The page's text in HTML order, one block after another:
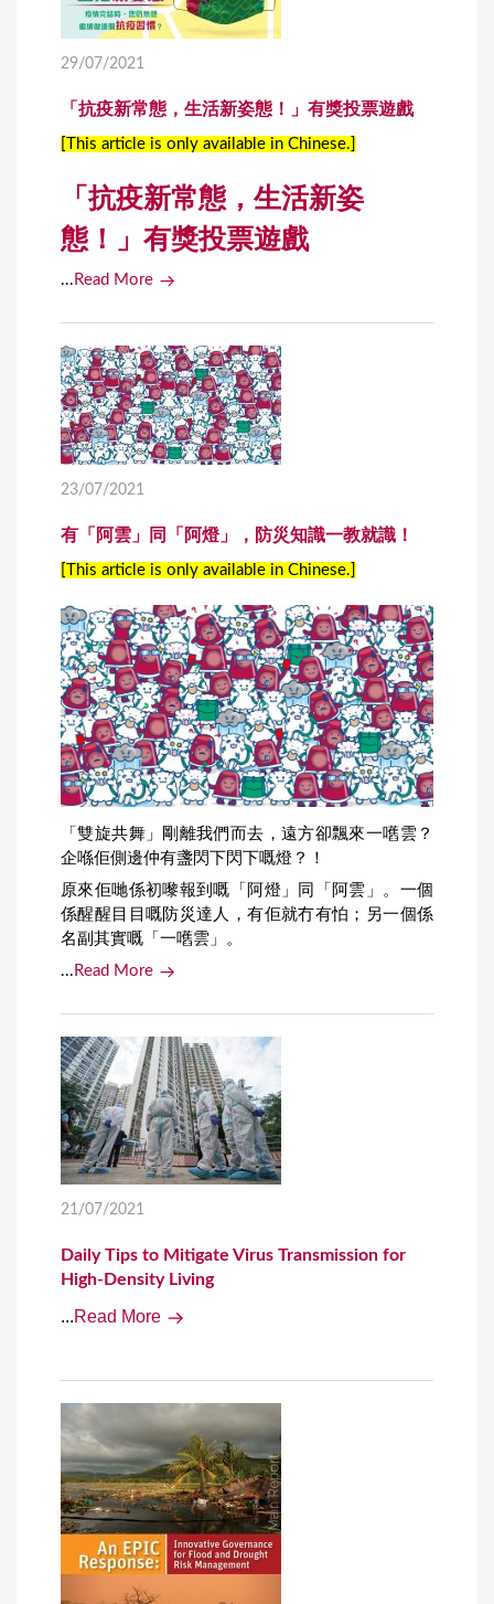
29/07/2021
「抗疫新常態，生活新姿態！」有獎投票遊戲
[This article is only available in Chinese.]
「抗疫新常態，生活新姿
態！」有獎投票遊戲
... Read More
23/07/2021
有「阿雲」同「阿燈」，防災知識一教就識！
[This article is only available in Chinese.]
「雙旋共舞」剛離我們而去，遠方卻飄來一嚿雲？
企喺佢側邊仲有盞閃下閃下嘅燈？！
原來佢哋係初嚟報到嘅「阿燈」同「阿雲」。一個
係醒醒目目嘅防災達人，有佢就冇有怕；另一個係
名副其實嘅「一嚿雲」。
... Read More
21/07/2021
Daily Tips to Mitigate Virus Transmission for
High-Density Living
...Read More